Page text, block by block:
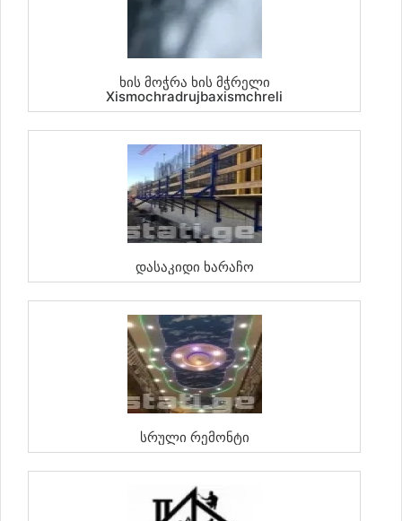
Ხის Მოჭრა Ხის Მჭრელი
Xismochradrujbaxismchreli
Დასაკიდი Ხარაჩო
Სრული Რემონტი